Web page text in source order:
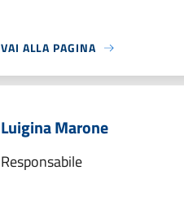
VAI ALLA PAGINA
Luigina Marone
Responsabile